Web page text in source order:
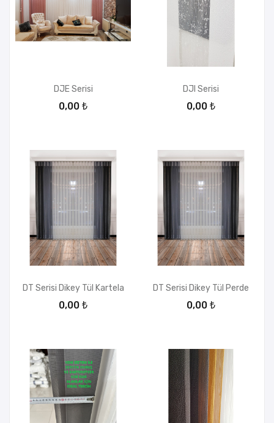
DJE Serisi
0,00 ₺
DJI Serisi
0,00 ₺
DT Serisi Dikey Tül Kartela
0,00 ₺
DT Serisi Dikey Tül Perde
0,00 ₺